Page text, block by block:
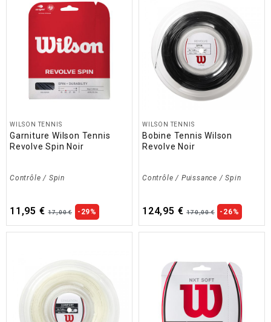
WILSON TENNIS
Garniture Wilson Tennis
Revolve Spin Noir
Contrôle / Spin
11,95 € 17,00 € -29%
WILSON TENNIS
Bobine Tennis Wilson
Revolve Noir
Contrôle / Puissance / Spin
124,95 € 170,00 € -26%